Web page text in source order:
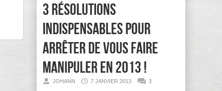
3 résolutions
indispensables pour
arrêter de vous faire
manipuler en 2013 !
JOHANN 7 JANVIER 2013 3